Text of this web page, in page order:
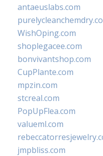
antaeuslabs.com
WishOping.com
shoplegacee.com
bonvivantshop.com
CupPlante.com
mpzin.com
stcreal.com
PopUpFlea.com
valueml.com
jmpbliss.com